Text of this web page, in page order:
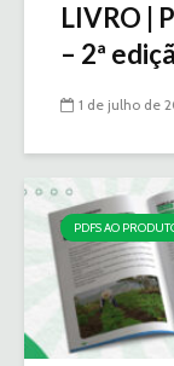
LIVRO |
– 2ª
1 de julho de
PDFS AO